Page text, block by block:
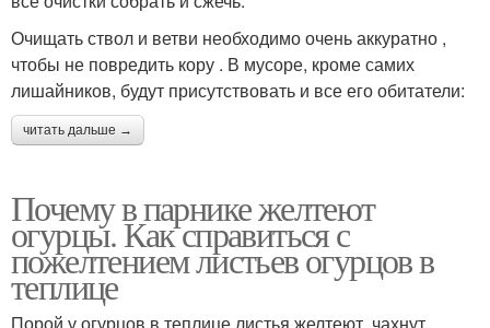
Очищать ствол и ветви необходимо очень аккуратно ,
чтобы не повредить кору . В мусоре, кроме самих
лишайников, будут присутствовать и все его обитатели:
читать дальше →
Почему в парнике желтеют
огурцы. Как справиться с
пожелтением листьев огурцов в
теплице